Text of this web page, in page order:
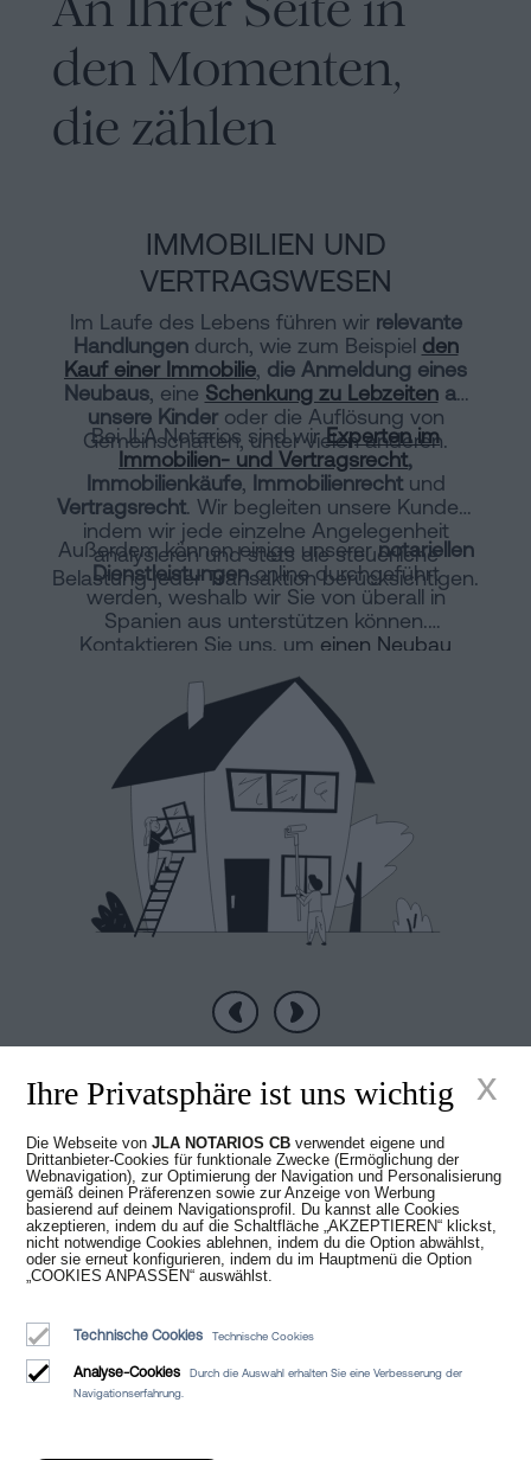
den Momenten,
die zählen
IMMOBILIEN UND
VERTRAGSWESEN
Im Laufe des Lebens führen wir relevante
Handlungendurch, wie zum Beispiel den
Kauf einer Immobilie, die Anmeldung eines
Neubaus, eine Schenkung zu Lebzeitenan
unsere Kinderoder die Auflösung von
Gemeinschaften, unter vielen anderen.
Bei JLA Notarios sind wirExperten im
Immobilien- und Vertragsrecht,
Immobilienkäufe, Immobilienrechtund
Vertragsrecht. Wir begleiten unsere Kunden,
indem wir jede einzelne Angelegenheit
analysieren und stets die steuerliche
Belastung jeder Transaktion berücksichtigen.
Außerdem können einige unserernotariellen
Dienstleistungenonline durchgeführt
werden, weshalb wir Sie von überall in
Spanien aus unterstützen können.
Kontaktieren Sie uns, um einen Neubau
Teilung vorzunehmen.
VorherigeNächste
Neue Zeiten im
Notariat
Ihre Privatsphäre ist uns wichtig
Die Webseite vonJLA NOTARIOS CB verwendet eigene und
Drittanbieter-Cookies für funktionale Zwecke (Ermöglichung der
Webnavigation), zur Optimierung der Navigation und Personalisierung
gemäß deinen Präferenzen sowie zur Anzeige von Werbung
basierend auf deinem Navigationsprofil. Du kannst alle Cookies
akzeptieren, indem du auf die Schaltfläche „AKZEPTIEREN“ klickst,
nicht notwendige Cookies ablehnen, indem du die Option abwählst,
oder sie erneut konfigurieren, indem du im Hauptmenü die Option
„COOKIES ANPASSEN“ auswählst.
Technische Cookies Technische Cookies
Analyse-Cookies
Durch die Auswahl erhalten Sie eine Verbesserung der
Navigationserfahrung.
x